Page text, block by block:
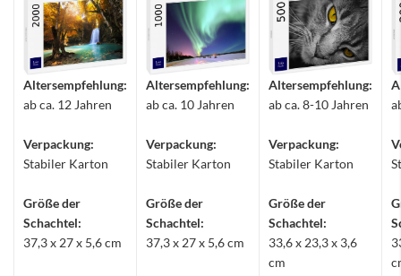
Altersempfehlung:
ab ca. 12 Jahren
Verpackung:
Stabiler Karton
Größe der
Schachtel:
37,3 x 27 x 5,6 cm
Altersempfehlung:
ab ca. 10 Jahren
Verpackung:
Stabiler Karton
Größe der
Schachtel:
37,3 x 27 x 5,6 cm
Altersempfehlung:
ab ca. 8-10 Jahren
Verpackung:
Stabiler Karton
Größe der
Schachtel:
33,6 x 23,3 x 3,6
cm